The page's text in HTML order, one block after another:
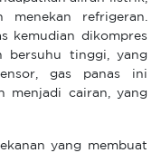
refrigeran.
kemudian dikompres
bersuhu tinggi, yang
gas panas ini
menjadi cairan, yang
yang membuat